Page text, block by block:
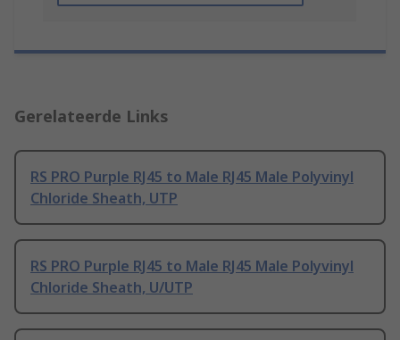
Gerelateerde Links
RS PRO Purple RJ45 to Male RJ45 Male Polyvinyl
Chloride Sheath, UTP
RS PRO Purple RJ45 to Male RJ45 Male Polyvinyl
Chloride Sheath, U/UTP